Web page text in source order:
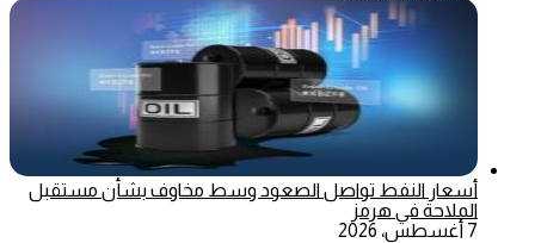
أسعار النفط تواصل الصعود وسط مخاوف بشأن مستقبل
الملاحة في هرمز
7 أغسطس، 2026